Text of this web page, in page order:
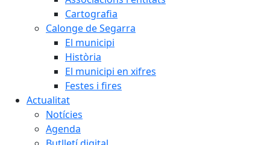
Cartografia
Calonge de Segarra
El municipi
Història
El municipi en xifres
Festes i fires
Actualitat
Notícies
Agenda